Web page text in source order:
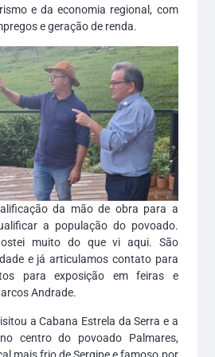
e da economia regional, com
e geração de renda.
da mão de obra para a
a população do povoado.
muito do que vi aqui. São
e já articulamos contato para
para exposição em feiras e
Andrade.
a Cabana Estrela da Serra e a
centro do povoado Palmares,
mais frio de Sergipe e famoso por